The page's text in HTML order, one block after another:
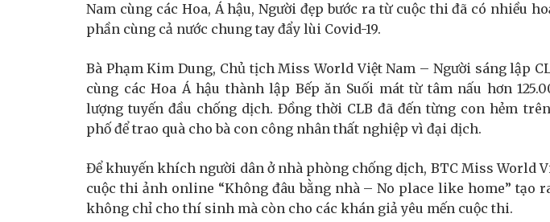
Nam cùng các Hoa, Á hậu, Người đẹp bước ra từ cuộc thi đã có nhiều
phần cùng cả nước chung tay đẩy lùi Covid-19.
Bà Phạm Kim Dung, Chủ tịch Miss World Việt Nam – Người sáng lập
cùng các Hoa Á hậu thành lập Bếp ăn Suối mát từ tâm nấu hơn
lượng tuyến đầu chống dịch. Đồng thời CLB đã đến từng con hẻm
phố để trao quà cho bà con công nhân thất nghiệp vì đại dịch.
Để khuyến khích người dân ở nhà phòng chống dịch, BTC Miss World
cuộc thi ảnh online “Không đâu bằng nhà – No place like home” tạo
không chỉ cho thí sinh mà còn cho các khán giả yêu mến cuộc thi.